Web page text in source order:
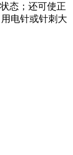
态；还可使正
电针或针刺大